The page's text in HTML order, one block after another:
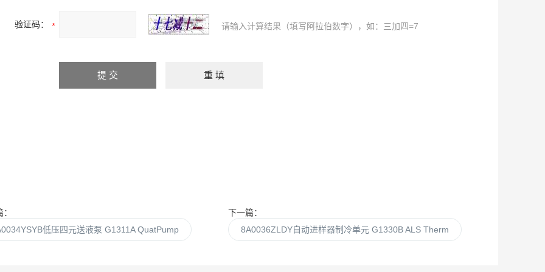
验证码： 请输入计算结果（填写阿拉伯数字），如：三加四=7
低压四元送液泵 G1311A QuatPump
下一篇：
8A0036ZLDY自动进样器制冷单元 G1330B ALS Therm